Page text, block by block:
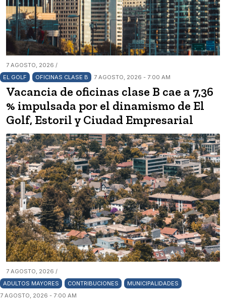
7 AGOSTO, 2026 /
EL GOLF
OFICINAS CLASE B 7 AGOSTO, 2026 - 7:00 AM
Vacancia de oficinas clase B cae a 7,36
% impulsada por el dinamismo de El
Golf, Estoril y Ciudad Empresarial
7 AGOSTO, 2026 /
ADULTOS MAYORES
CONTRIBUCIONES
MUNICIPALIDADES
7 AGOSTO, 2026 - 7:00 AM